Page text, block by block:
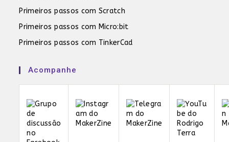
Primeiros passos com Scratch
Primeiros passos com Micro:bit
Primeiros passos com TinkerCad
Acompanhe